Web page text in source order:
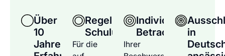
Über
10
Jahre
Regelmäßige
Schulungen
Für die
Individuelle
Betrachtung
Ihrer
in